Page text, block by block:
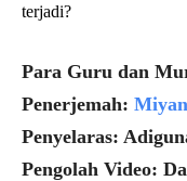
terjadi?
Para Guru dan
Penerjemah:
Penyelaras:
Pengolah Video: